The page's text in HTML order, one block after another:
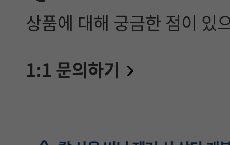
상품에 대해 궁금한 점이 있
1:1 문의하기